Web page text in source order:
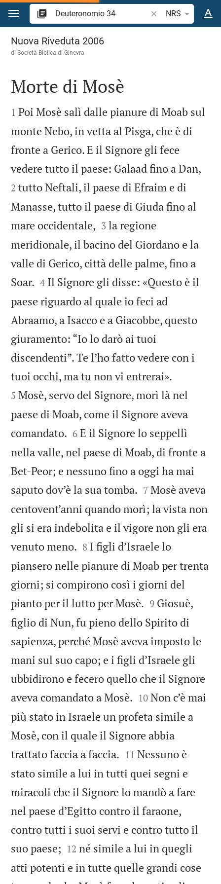
Vai al contenuto
Ricerca verso
NRS
Deuteronomio 34
Nuova Riveduta 2006
di Società Biblica di Ginevra

Morte di Mosè

1 Poi Mosè salì dalle pianure di Moab sul
monte Nebo, in vetta al Pisga, che è di
fronte a Gerico. E il Signore gli fece
vedere tutto il paese: Galaad fino a Dan,
2 tutto Neftali, il paese di Efraim e di
Manasse, tutto il paese di Giuda fino al
mare occidentale, 

3 la regione
meridionale, il bacino del Giordano e la
valle di Gerico, città delle palme, fino a
Soar. 

4 Il Signore gli disse: «Questo è il
paese riguardo al quale io feci ad
Abraamo, a Isacco e a Giacobbe, questo
giuramento: “Io lo darò ai tuoi
discendenti”. Te l’ho fatto vedere con i
tuoi occhi, ma tu non vi entrerai».
5 Mosè, servo del Signore, morì là nel
paese di Moab, come il Signore aveva
comandato. 

6 E il Signore lo seppellì
nella valle, nel paese di Moab, di fronte a
Bet-Peor; e nessuno fino a oggi ha mai
saputo dov’è la sua tomba. 

7 Mosè aveva
centovent’anni quando morì; la vista non
gli si era indebolita e il vigore non gli era
venuto meno. 

8 I figli d’Israele lo
piansero nelle pianure di Moab per trenta
giorni; si compirono così i giorni del
pianto per il lutto per Mosè. 

9 Giosuè,
figlio di Nun, fu pieno dello Spirito di
sapienza, perché Mosè aveva imposto le
mani sul suo capo; e i figli d’Israele gli
ubbidirono e fecero quello che il Signore
aveva comandato a Mosè. 

10 Non c’è mai
più stato in Israele un profeta simile a
Mosè, con il quale il Signore abbia
trattato faccia a faccia. 

11 Nessuno è
stato simile a lui in tutti quei segni e
miracoli che il Signore lo mandò a fare
nel paese d’Egitto contro il faraone,
contro tutti i suoi servi e contro tutto il
suo paese; 

12 né simile a lui in quegli
atti potenti e in tutte quelle grandi cose